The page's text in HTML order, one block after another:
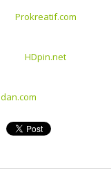
Prokreatif.com
HDpin.net